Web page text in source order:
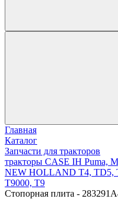
Главная
Каталог
Запчасти для тракторов
тракторы CASE IH Puma,
NEW HOLLAND T4, TD5,
T9000, T9
Стопорная плита -